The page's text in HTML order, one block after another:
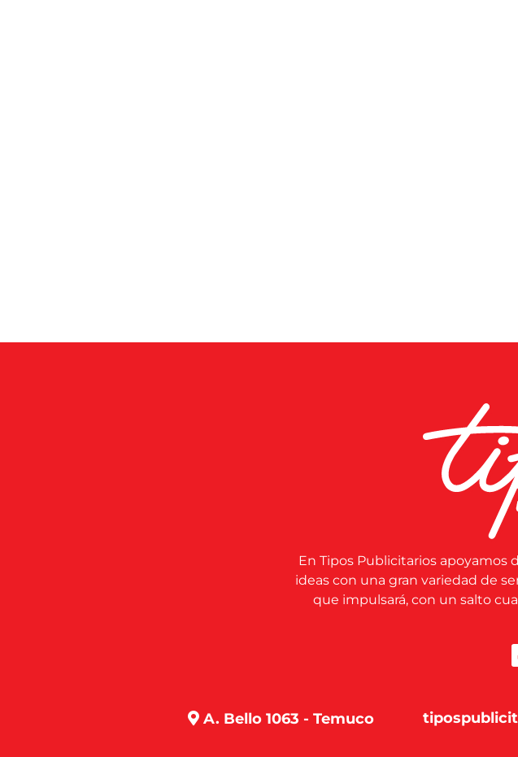
En Tipos Publicitarios apoyamos
ideas con una gran variedad de
que impulsará, con un salto
A. Bello 1063 - Temuco